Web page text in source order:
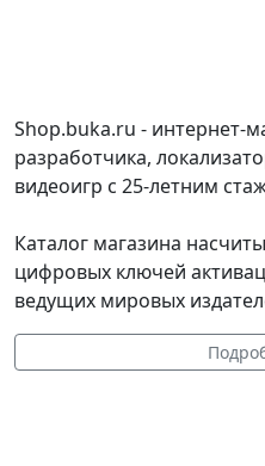
Shop.buka.ru - интернет-
разработчика,
видеоигр с 25-летним
Каталог магазина
цифровых ключей
ведущих мировых